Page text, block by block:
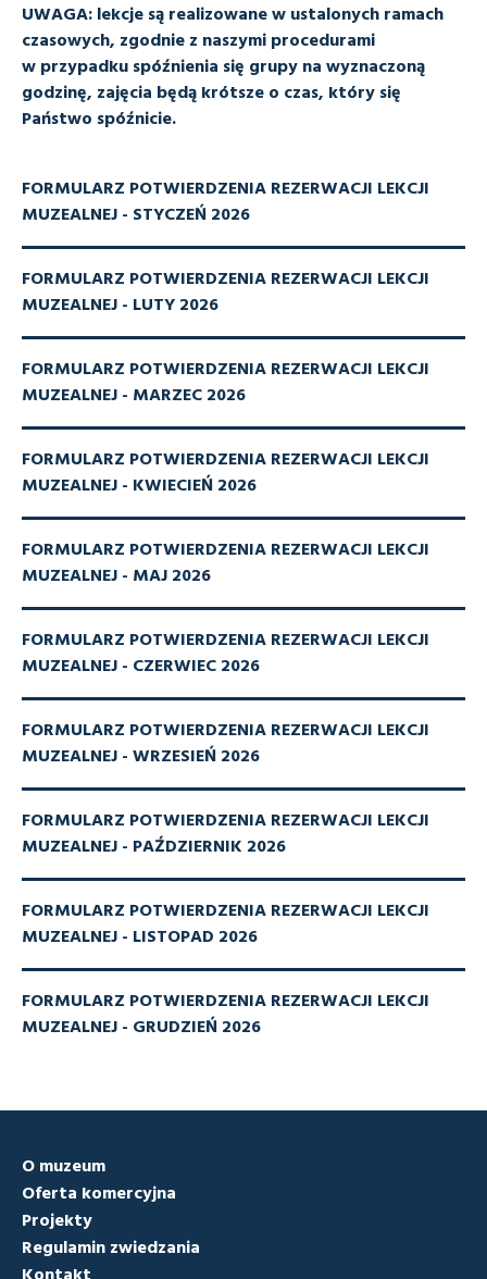
UWAGA: lekcje są realizowane w ustalonych ramach
czasowych, zgodnie z naszymi procedurami
w przypadku spóźnienia się grupy na wyznaczoną
godzinę, zajęcia będą krótsze o czas, który się
Państwo spóźnicie.
FORMULARZ POTWIERDZENIA REZERWACJI LEKCJI
MUZEALNEJ - STYCZEŃ 2026
FORMULARZ POTWIERDZENIA REZERWACJI LEKCJI
MUZEALNEJ - LUTY 2026
FORMULARZ POTWIERDZENIA REZERWACJI LEKCJI
MUZEALNEJ - MARZEC 2026
FORMULARZ POTWIERDZENIA REZERWACJI LEKCJI
MUZEALNEJ - KWIECIEŃ 2026
FORMULARZ POTWIERDZENIA REZERWACJI LEKCJI
MUZEALNEJ - MAJ 2026
FORMULARZ POTWIERDZENIA REZERWACJI LEKCJI
MUZEALNEJ - CZERWIEC 2026
FORMULARZ POTWIERDZENIA REZERWACJI LEKCJI
MUZEALNEJ - WRZESIEŃ 2026
FORMULARZ POTWIERDZENIA REZERWACJI LEKCJI
MUZEALNEJ - PAŹDZIERNIK 2026
FORMULARZ POTWIERDZENIA REZERWACJI LEKCJI
MUZEALNEJ - LISTOPAD 2026
FORMULARZ POTWIERDZENIA REZERWACJI LEKCJI
MUZEALNEJ - GRUDZIEŃ 2026
O muzeum
Oferta komercyjna
Projekty
Regulamin zwiedzania